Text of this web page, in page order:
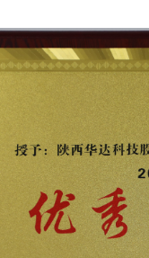
技术研发工
10人